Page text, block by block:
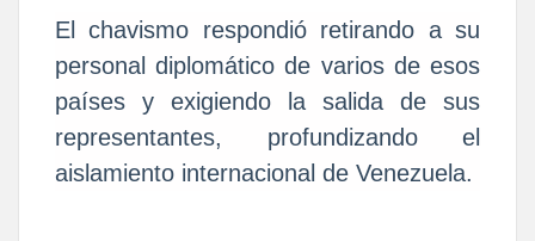
El chavismo respondió retirando a su
personal diplomático de varios de esos
países y exigiendo la salida de sus
representantes, profundizando el
aislamiento internacional de Venezuela.